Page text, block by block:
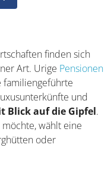
finden sich
Art. Urige Pensionen
und
Blick auf die Gipfel.
wählt eine
oder